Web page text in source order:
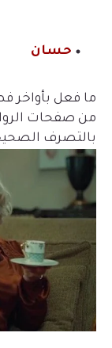
حسان
ما فعل بأواخر
من صفحات
بالتصرف